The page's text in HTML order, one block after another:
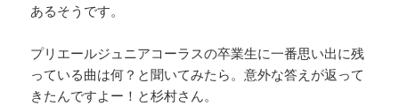
あるそうです。
プリエールジュニアコーラスの卒業生に一番思い出に残
っている曲は何？と聞いてみたら。意外な答えが返って
きたんですよー！と杉村さん。